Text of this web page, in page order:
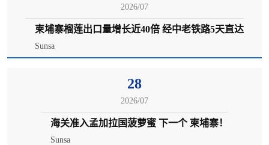
2026/07
柬埔寨榴莲出口量增长近40倍 经中老铁路5天直达
Sunsa
28
2026/07
海关准入孟加拉国菠萝蜜 下一个 柬埔寨！
Sunsa